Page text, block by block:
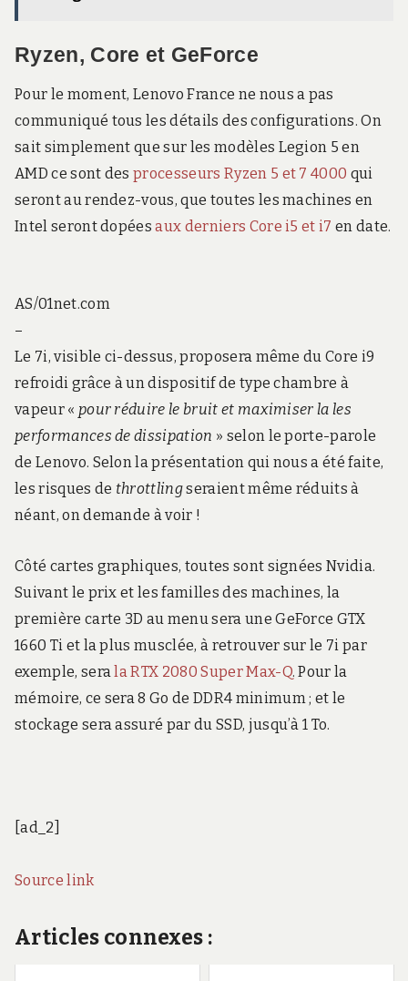
Ryzen, Core et GeForce
Pour le moment, Lenovo France ne nous a pas
communiqué tous les détails des configurations. On
sait simplement que sur les modèles Legion 5 en
AMD ce sont desprocesseurs Ryzen 5 et 7 4000 qui
seront au rendez-vous, que toutes les machines en
Intel seront dopéesaux derniers Core i5 et i7 en date.
AS/01net.com
–
Le 7i, visible ci-dessus, proposera même du Core i9
refroidi grâce à un dispositif de type chambre à
vapeur « pour réduire le bruit et maximiser la les
performances de dissipation » selon le porte-parole
de Lenovo. Selon la présentation qui nous a été faite,
les risques de throttlingseraient même réduits à
néant, on demande à voir !
Côté cartes graphiques, toutes sont signées Nvidia.
Suivant le prix et les familles des machines, la
première carte 3D au menu sera une GeForce GTX
1660 Ti et la plus musclée, à retrouver sur le 7i par
exemple, serala RTX 2080 Super Max-Q. Pour la
mémoire, ce sera 8 Go de DDR4 minimum ; et le
stockage sera assuré par du SSD, jusqu’à 1 To.
[ad_2]
Source link
Articles connexes :